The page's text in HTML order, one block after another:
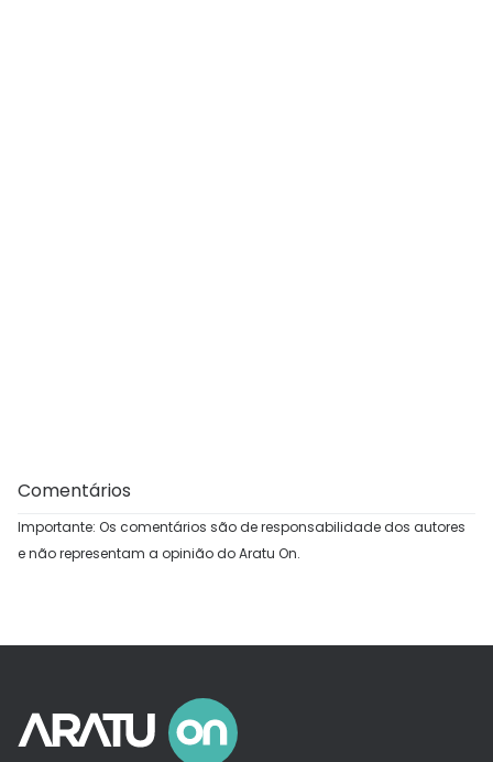
Comentários
Importante: Os comentários são de responsabilidade dos autores
e não representam a opinião do Aratu On.